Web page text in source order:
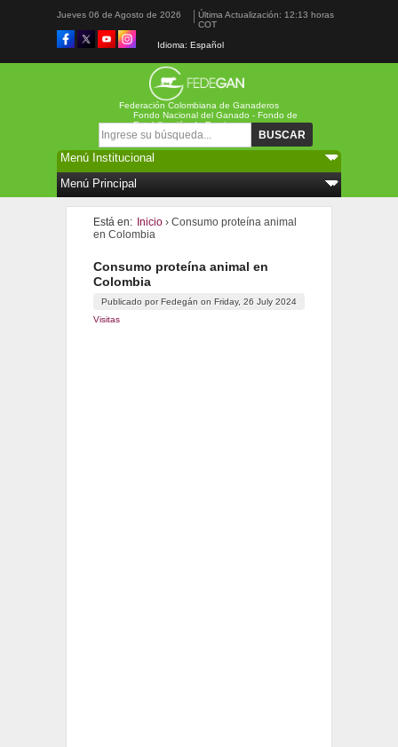
Jueves 06 de Agosto de 2026
Última Actualización: 12:13 horas
COT
Idioma: Español
Federación Colombiana de Ganaderos
Formulario de búsqueda
Fondo Nacional del Ganado - Fondo de
Estabilización de Precios
Está en: Inicio› Consumo proteína animal
en Colombia
Consumo proteína animal en
Colombia
Publicado por Fedegán on Friday, 26 July 2024
Visitas